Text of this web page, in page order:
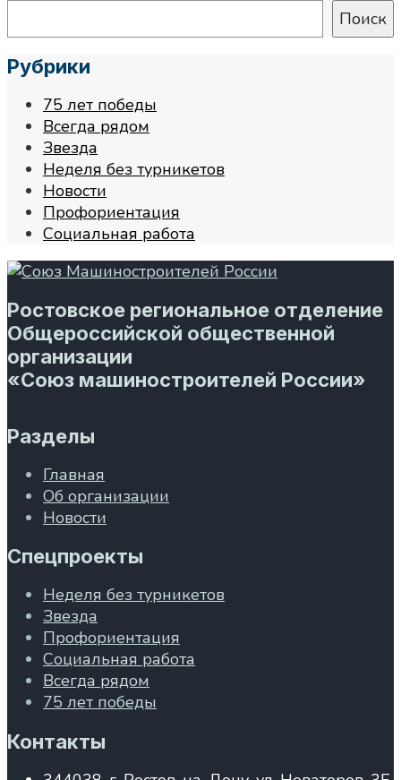
Поиск
Рубрики
75 лет победы
Всегда рядом
Звезда
Неделя без турникетов
Новости
Профориентация
Социальная работа
Ростовское региональное отделение
Общероссийской общественной
организации
«Союз машиностроителей России»
Разделы
Главная
Об организации
Новости
Спецпроекты
Неделя без турникетов
Звезда
Профориентация
Социальная работа
Всегда рядом
75 лет победы
Контакты